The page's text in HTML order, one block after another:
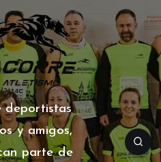
deportistas
y amigos,
parte de